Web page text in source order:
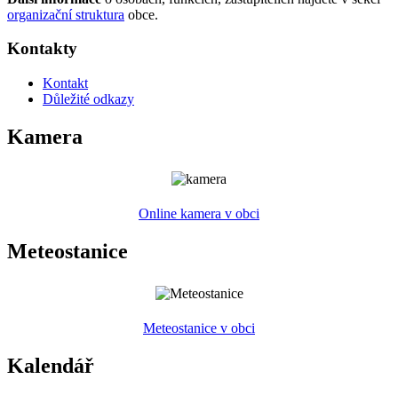
organizační struktura obce.
Kontakty
Kontakt
Důležité odkazy
Kamera
Online kamera v obci
Meteostanice
Meteostanice v obci
Kalendář